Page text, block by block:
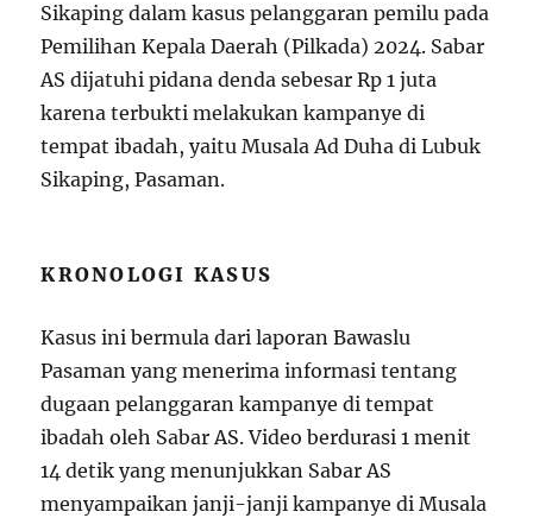
Sikaping dalam kasus pelanggaran pemilu pada
Pemilihan Kepala Daerah (Pilkada) 2024. Sabar
AS dijatuhi pidana denda sebesar Rp 1 juta
karena terbukti melakukan kampanye di
tempat ibadah, yaitu Musala Ad Duha di Lubuk
Sikaping, Pasaman.
KRONOLOGI KASUS
Kasus ini bermula dari laporan Bawaslu
Pasaman yang menerima informasi tentang
dugaan pelanggaran kampanye di tempat
ibadah oleh Sabar AS. Video berdurasi 1 menit
14 detik yang menunjukkan Sabar AS
menyampaikan janji-janji kampanye di Musala